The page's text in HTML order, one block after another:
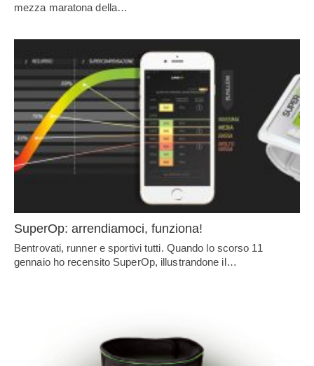
mezza maratona della…
SuperOp: arrendiamoci, funziona!
Bentrovati, runner e sportivi tutti. Quando lo scorso 11
gennaio ho recensito SuperOp, illustrandone il…